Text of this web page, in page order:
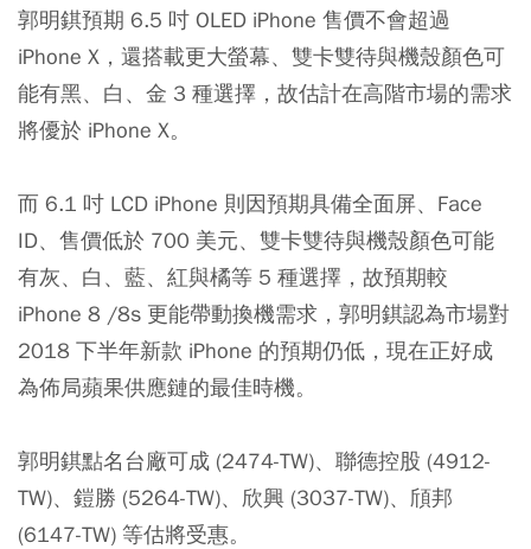
郭明錤預期 6.5 吋 OLED iPhone 售價不會超過
iPhone X，還搭載更大螢幕、雙卡雙待與機殼顏色可
能有黑、白、金 3 種選擇，故估計在高階市場的需求
將優於 iPhone X。
而 6.1 吋 LCD iPhone 則因預期具備全面屏、Face
ID、售價低於 700 美元、雙卡雙待與機殼顏色可能
有灰、白、藍、紅與橘等 5 種選擇，故預期較
iPhone 8 /8s 更能帶動換機需求，郭明錤認為市場對
2018 下半年新款 iPhone 的預期仍低，現在正好成
為佈局蘋果供應鏈的最佳時機。
郭明錤點名台廠可成 (2474-TW)、聯德控股 (4912-
TW)、鎧勝 (5264-TW)、欣興 (3037-TW)、頎邦
(6147-TW) 等估將受惠。